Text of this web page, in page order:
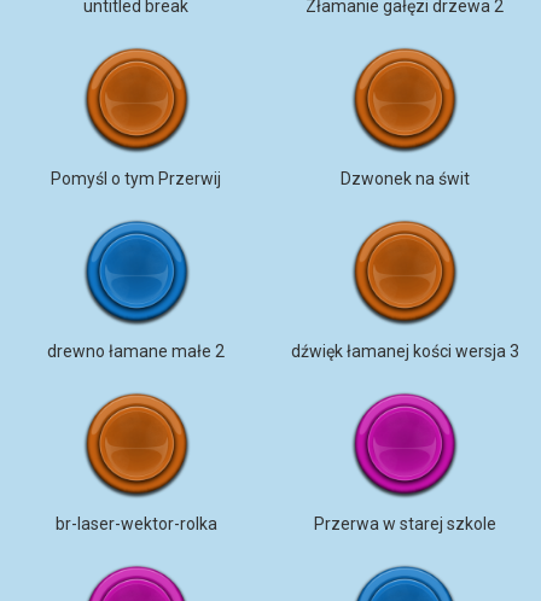
untitled break Złamanie gałęzi drzewa 2
Pomyśl o tym Przerwij Dzwonek na świt
drewno łamane małe 2 dźwięk łamanej kości wersja 3
br-laser-wektor-rolka Przerwa w starej szkole